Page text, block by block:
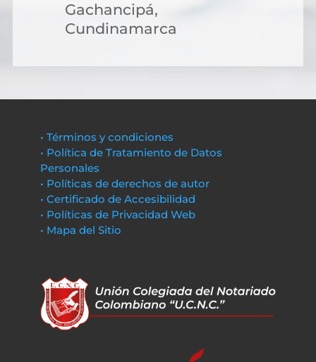
Gachancipá,
Cundinamarca
• Términos y condiciones
• Política de Tratamiento de Datos
Personales
• Políticas de derechos de autor
• Certificado de Accesibilidad
• Políticas de Privacidad Web
• Mapa del Sitio